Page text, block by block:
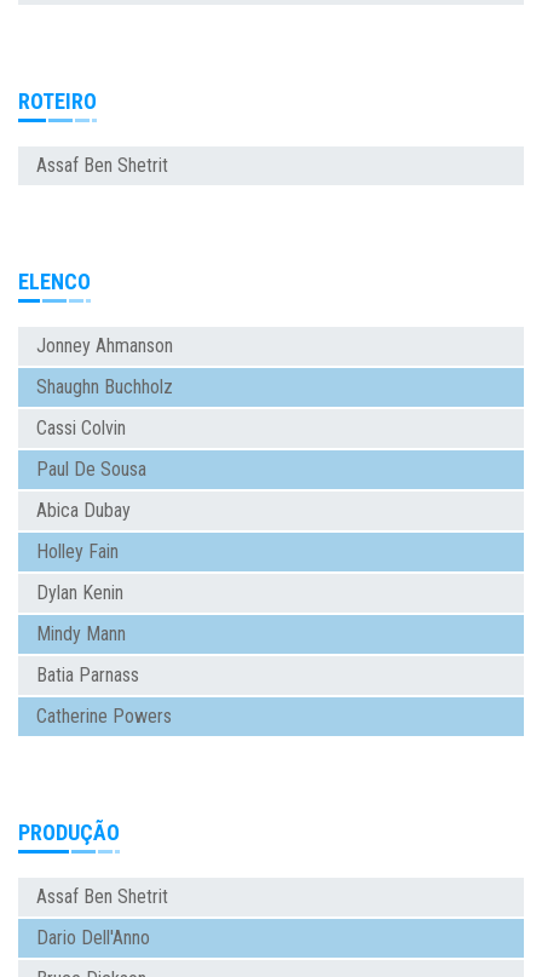
ROTEIRO
Assaf Ben Shetrit
ELENCO
Jonney Ahmanson
Shaughn Buchholz
Cassi Colvin
Paul De Sousa
Abica Dubay
Holley Fain
Dylan Kenin
Mindy Mann
Batia Parnass
Catherine Powers
PRODUÇÃO
Assaf Ben Shetrit
Dario Dell'Anno